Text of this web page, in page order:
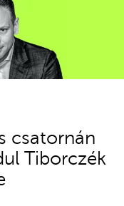
csatornán
Tiborczék